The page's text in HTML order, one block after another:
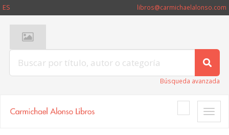
ES libros@carmichaelalonso.com
Búsqueda avanzada
Toggle